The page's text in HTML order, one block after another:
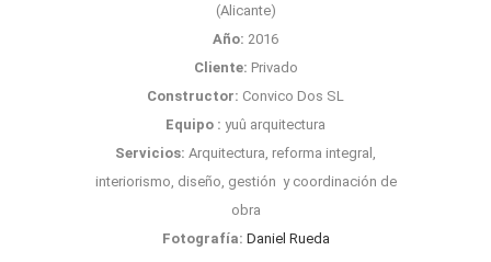
(Alicante)
Año: 2016
Cliente: Privado
Constructor: Convico Dos SL
Equipo : yuû arquitectura
Servicios: Arquitectura, reforma integral,
interiorismo, diseño, gestión y coordinación de
obra
Fotografía: Daniel Rueda